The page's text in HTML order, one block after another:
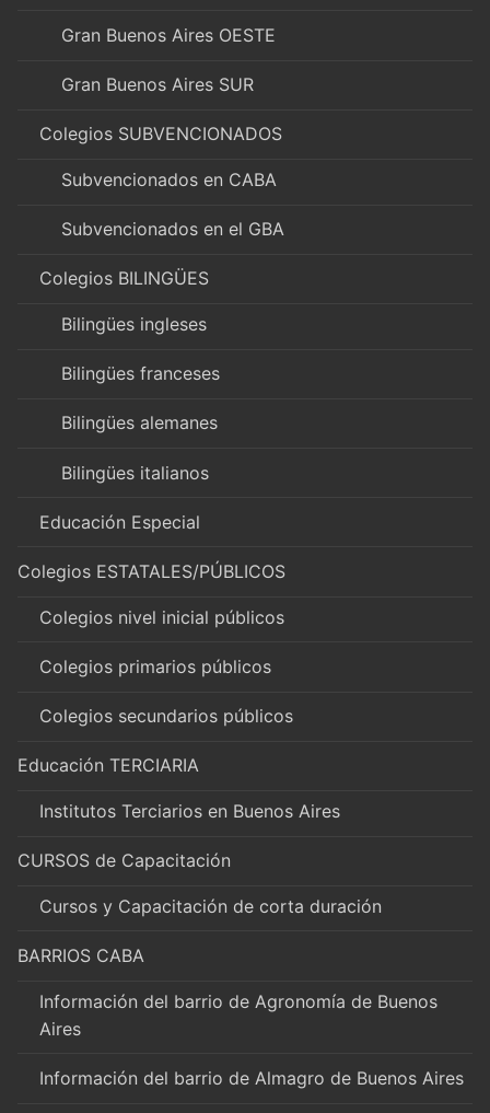
Gran Buenos Aires OESTE
Gran Buenos Aires SUR
Colegios SUBVENCIONADOS
Subvencionados en CABA
Subvencionados en el GBA
Colegios BILINGÜES
Bilingües ingleses
Bilingües franceses
Bilingües alemanes
Bilingües italianos
Educación Especial
Colegios ESTATALES/PÚBLICOS
Colegios nivel inicial públicos
Colegios primarios públicos
Colegios secundarios públicos
Educación TERCIARIA
Institutos Terciarios en Buenos Aires
CURSOS de Capacitación
Cursos y Capacitación de corta duración
BARRIOS CABA
Información del barrio de Agronomía de Buenos
Aires
Información del barrio de Almagro de Buenos Aires